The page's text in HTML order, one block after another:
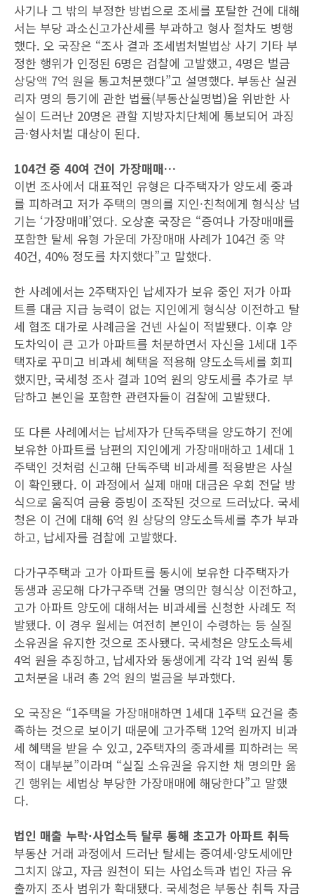
사기나 그 밖의 부정한 방법으로 조세를 포탈한 건에 대해
서는 부당 과소신고가산세를 부과하고 형사 절차도 병행
했다. 오 국장은 “조사 결과 조세범처벌법상 사기 기타 부
정한 행위가 인정된 6명은 검찰에 고발했고, 4명은 벌금
상당액 7억 원을 통고처분했다”고 설명했다. 부동산 실권
리자 명의 등기에 관한 법률(부동산실명법)을 위반한 사
실이 드러난 20명은 관할 지방자치단체에 통보되어 과징
금·형사처벌 대상이 된다.
104건 중 40여 건이 가장매매…
이번 조사에서 대표적인 유형은 다주택자가 양도세 중과
를 피하려고 저가 주택의 명의를 지인·친척에게 형식상 넘
기는 ‘가장매매’였다. 오상훈 국장은 “증여나 가장매매를
포함한 탈세 유형 가운데 가장매매 사례가 104건 중 약
40건, 40% 정도를 차지했다”고 말했다.
한 사례에서는 2주택자인 납세자가 보유 중인 저가 아파
트를 대금 지급 능력이 없는 지인에게 형식상 이전하고 탈
세 협조 대가로 사례금을 건넨 사실이 적발됐다. 이후 양
도차익이 큰 고가 아파트를 처분하면서 자신을 1세대 1주
택자로 꾸미고 비과세 혜택을 적용해 양도소득세를 회피
했지만, 국세청 조사 결과 10억 원의 양도세를 추가로 부
담하고 본인을 포함한 관련자들이 검찰에 고발됐다.
또 다른 사례에서는 납세자가 단독주택을 양도하기 전에
보유한 아파트를 남편의 지인에게 가장매매하고 1세대 1
주택인 것처럼 신고해 단독주택 비과세를 적용받은 사실
이 확인됐다. 이 과정에서 실제 매매 대금은 우회 전달 방
식으로 움직여 금융 증빙이 조작된 것으로 드러났다. 국세
청은 이 건에 대해 6억 원 상당의 양도소득세를 추가 부과
하고, 납세자를 검찰에 고발했다.
다가구주택과 고가 아파트를 동시에 보유한 다주택자가
동생과 공모해 다가구주택 건물 명의만 형식상 이전하고,
고가 아파트 양도에 대해서는 비과세를 신청한 사례도 적
발됐다. 이 경우 월세는 여전히 본인이 수령하는 등 실질
소유권을 유지한 것으로 조사됐다. 국세청은 양도소득세
4억 원을 추징하고, 납세자와 동생에게 각각 1억 원씩 통
고처분을 내려 총 2억 원의 벌금을 부과했다.
오 국장은 “1주택을 가장매매하면 1세대 1주택 요건을 충
족하는 것으로 보이기 때문에 고가주택 12억 원까지 비과
세 혜택을 받을 수 있고, 2주택자의 중과세를 피하려는 목
적이 대부분”이라며 “실질 소유권을 유지한 채 명의만 옮
긴 행위는 세법상 부당한 가장매매에 해당한다”고 말했
다.
법인 매출 누락·사업소득 탈루 통해 초고가 아파트 취득
부동산 거래 과정에서 드러난 탈세는 증여세·양도세에만
그치지 않고, 자금 원천이 되는 사업소득과 법인 자금 유
출까지 조사 범위가 확대됐다. 국세청은 부동산 취득 자금